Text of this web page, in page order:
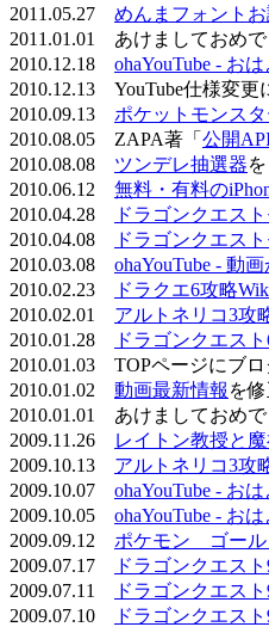
2011.05.27 めんまフォントお
2011.01.01 あけましておめ
2010.12.18 ohaYouTube - お
2010.12.13 YouTube仕様変更
2010.09.13 ポケットモンス
2010.08.05 ZAPA著「 公開
2010.08.08 ツンデレ抽選器
2010.06.12 無料・有料の
2010.04.28
ドラゴンクエス
2010.04.08
ドラゴンクエス
2010.03.08 ohaYouTube - 動
2010.02.23
ドラクエ6攻略
2010.02.01 アルトネリコ3攻
2010.01.28
ドラゴンクエス
2010.01.03 TOPページにブロ
2010.01.02 動画最新情報 を修
2010.01.01 あけましておめ
2009.11.26
レイトン教授と
2009.10.13 アルトネリコ3攻
2009.10.07 ohaYouTube - お
2009.10.05 ohaYouTube - お
2009.09.12 ポケモン ゴール
2009.07.17
ドラゴンクエス
2009.07.11
ドラゴンクエス
2009.07.10
ドラゴンクエス